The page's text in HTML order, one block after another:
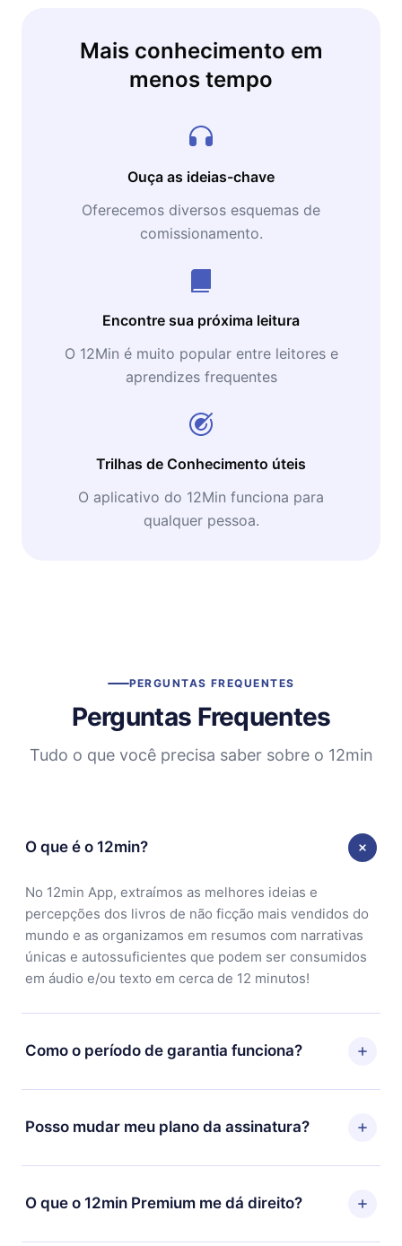
Mais conhecimento em
menos tempo
Ouça as ideias-chave
Oferecemos diversos esquemas de
comissionamento.
Encontre sua próxima leitura
O 12Min é muito popular entre leitores e
aprendizes frequentes
Trilhas de Conhecimento úteis
O aplicativo do 12Min funciona para
qualquer pessoa.
PERGUNTAS FREQUENTES
Perguntas Frequentes
Tudo o que você precisa saber sobre o 12min
O que é o 12min?
No 12min App, extraímos as melhores ideias e
percepções dos livros de não ficção mais vendidos do
mundo e as organizamos em resumos com narrativas
únicas e autossuficientes que podem ser consumidos
em áudio e/ou texto em cerca de 12 minutos!
Como o período de garantia funciona?
Você pode baixar nosso aplicativo e começar a
aproveitar nossa biblioteca. Se por algum motivo não
ficar satisfeito com nossa plataforma, basta entrar em
solicitar o reembolso do valor. Você receberá tudo que
Posso mudar meu plano da assinatura?
Sim, mas a mudança só se aplicará a partir do próximo
período de cobrança. Por exemplo, se você decidiu
mudar sua assinatura mensal para anual, após
O que o 12min Premium me dá direito?